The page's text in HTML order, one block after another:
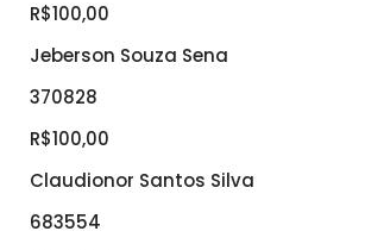
R$100,00
Jeberson Souza Sena
370828
R$100,00
Claudionor Santos Silva
683554